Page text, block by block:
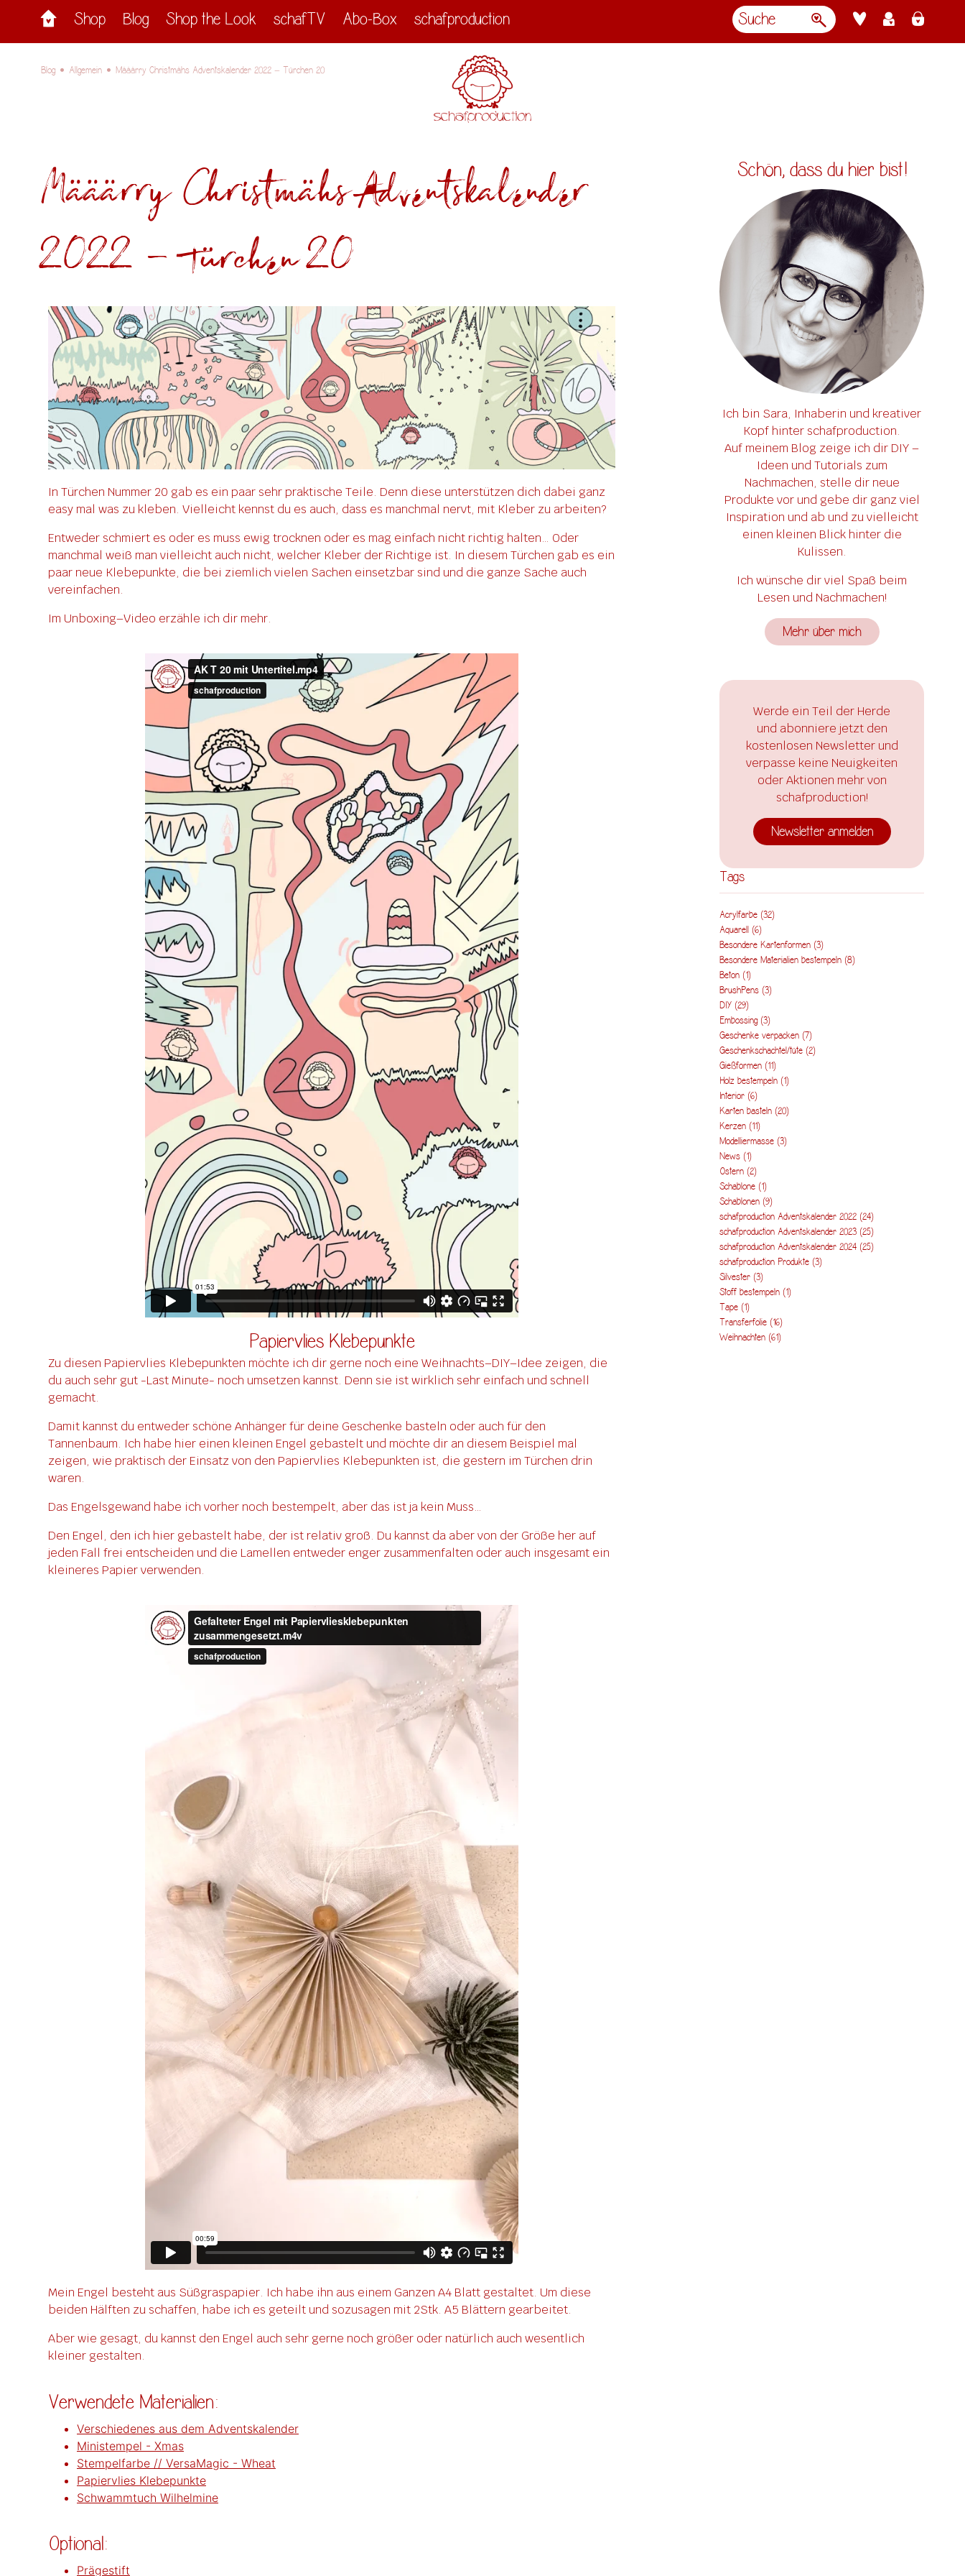
Shop Blog Shop the Look schafTV Abo-Box schafproduction
Blog • Allgemein • Määärry Christmähs Adventskalender 2022 – Türchen 20
Määärry Christmähs Adventskalender
2022 – Türchen 20
In Türchen Nummer 20 gab es ein paar sehr praktische Teile. Denn diese unterstützen dich dabei ganz
easy mal was zu kleben. Vielleicht kennst du es auch, dass es manchmal nervt, mit Kleber zu arbeiten?
Entweder schmiert es oder es muss ewig trocknen oder es mag einfach nicht richtig halten… Oder
manchmal weiß man vielleicht auch nicht, welcher Kleber der Richtige ist. In diesem Türchen gab es ein
paar neue Klebepunkte, die bei ziemlich vielen Sachen einsetzbar sind und die ganze Sache auch
vereinfachen.
Im Unboxing–Video erzähle ich dir mehr.
Papiervlies Klebepunkte
Zu diesen Papiervlies Klebepunkten möchte ich dir gerne noch eine Weihnachts–DIY–Idee zeigen, die
du auch sehr gut -Last Minute- noch umsetzen kannst. Denn sie ist wirklich sehr einfach und schnell
gemacht.
Damit kannst du entweder schöne Anhänger für deine Geschenke basteln oder auch für den
Tannenbaum. Ich habe hier einen kleinen Engel gebastelt und möchte dir an diesem Beispiel mal
zeigen, wie praktisch der Einsatz von den Papiervlies Klebepunkten ist, die gestern im Türchen drin
waren.
Das Engelsgewand habe ich vorher noch bestempelt, aber das ist ja kein Muss…
Den Engel, den ich hier gebastelt habe, der ist relativ groß. Du kannst da aber von der Größe her auf
jeden Fall frei entscheiden und die Lamellen entweder enger zusammenfalten oder auch insgesamt ein
kleineres Papier verwenden.
Mein Engel besteht aus Süßgraspapier. Ich habe ihn aus einem Ganzen A4 Blatt gestaltet. Um diese
beiden Hälften zu schaffen, habe ich es geteilt und sozusagen mit 2Stk. A5 Blättern gearbeitet.
Aber wie gesagt, du kannst den Engel auch sehr gerne noch größer oder natürlich auch wesentlich
kleiner gestalten.
Verwendete Materialien:
Verschiedenes aus dem Adventskalender
Ministempel - Xmas
Stempelfarbe // VersaMagic - Wheat
Papiervlies Klebepunkte
Schwammtuch Wilhelmine
Optional:
Prägestift
Schön, dass du hier bist!
Ich bin Sara, Inhaberin und kreativer
Kopf hinter schafproduction.
Auf meinem Blog zeige ich dir DIY –
Ideen und Tutorials zum
Nachmachen, stelle dir neue
Produkte vor und gebe dir ganz viel
Inspiration und ab und zu vielleicht
einen kleinen Blick hinter die
Kulissen.
Ich wünsche dir viel Spaß beim
Lesen und Nachmachen!
Mehr über mich
Werde ein Teil der Herde
und abonniere jetzt den
kostenlosen Newsletter und
verpasse keine Neuigkeiten
oder Aktionen mehr von
schafproduction!
Newsletter anmelden
Tags
Acrylfarbe (32)
Aquarell (6)
Besondere Kartenformen (3)
Besondere Materialien bestempeln (8)
Beton (1)
BrushPens (3)
DIY (29)
Embossing(3)
Geschenke verpacken (7)
Geschenkschachtel/tüte (2)
Gießformen (11)
Holz bestempeln (1)
Interior (6)
Karten basteln (20)
Kerzen (11)
Modelliermasse (3)
News (1)
Ostern (2)
Schablone (1)
Schablonen (9)
schafproduction Adventskalender 2022 (24)
schafproduction Adventskalender 2023 (25)
schafproduction Adventskalender 2024 (25)
schafproduction Produkte (3)
Silvester (3)
Stoff bestempeln (1)
Tape (1)
Transferfolie (16)
Weihnachten (61)